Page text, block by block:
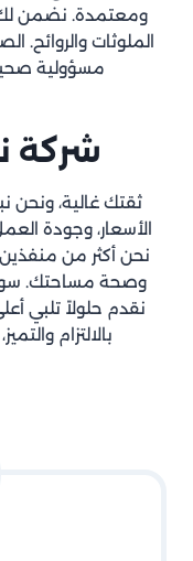
ومعتمدة. نضمن لك
الملوثات والروائح.
مسؤولية
شركة
ثقتك غالية، ونحن
الأسعار، وجودة
نحن أكثر من
وصحة مساحتك.
نقدم حلولاً تلبي
بالالتزام